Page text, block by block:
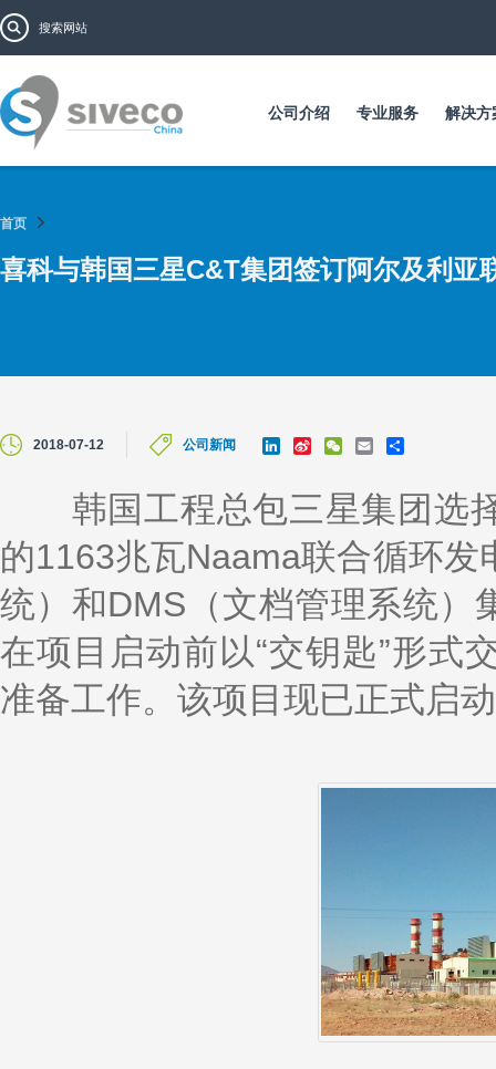
到
要
内
搜索表单
公司介绍 专业服务 解决方
首页
喜科与韩国三星C&T集团签订阿尔及利亚
2018-07-12 公司新闻
韩国工程总包三星集团选择
的1163兆瓦Naama联合循环
统）和DMS（文档管理系统）
在项目启动前以“交钥匙”形式
准备工作。该项目现已正式启
k
e
I
n
a
W
i
b
o
W
h
a
i
l
r
e